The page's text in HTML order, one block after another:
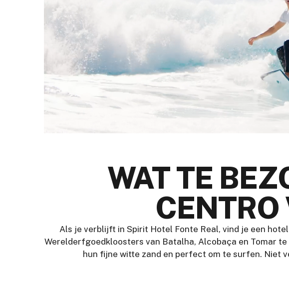
WAT TE
Als je verblijft in Spirit Hotel Fonte Real, vind je een
Werelderfgoedkloosters van Batalha, Alcobaça en Tomar
hun fijne witte zand en perfect om te surfen. Niet